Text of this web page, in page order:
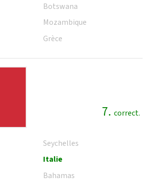
Botswana
Mozambique
Grèce
7. correct.
Seychelles
Italie
Bahamas